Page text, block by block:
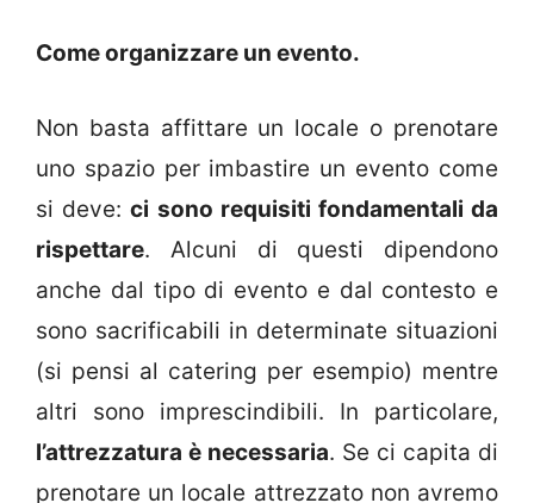
Come organizzare un evento.
Non basta affittare un locale o prenotare
uno spazio per imbastire un evento come
si deve:ci sono requisiti fondamentali da
rispettare. Alcuni di questi dipendono
anche dal tipo di evento e dal contesto e
sono sacrificabili in determinate situazioni
(si pensi al catering per esempio) mentre
altri sono imprescindibili. In particolare,
l’attrezzatura è necessaria. Se ci capita di
prenotare un locale attrezzato non avremo